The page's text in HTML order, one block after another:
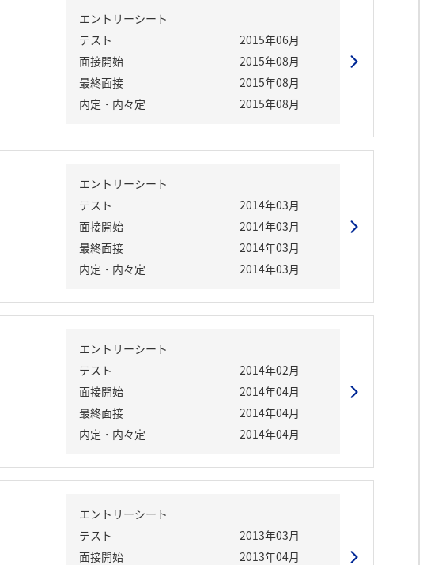
エントリーシート
テスト
2015年06月
面接開始
2015年08月
最終面接
2015年08月
内定・内々定
2015年08月
エントリーシート
テスト
2014年03月
面接開始
2014年03月
最終面接
2014年03月
内定・内々定
2014年03月
エントリーシート
テスト
2014年02月
面接開始
2014年04月
最終面接
2014年04月
内定・内々定
2014年04月
エントリーシート
テスト
2013年03月
面接開始
2013年04月